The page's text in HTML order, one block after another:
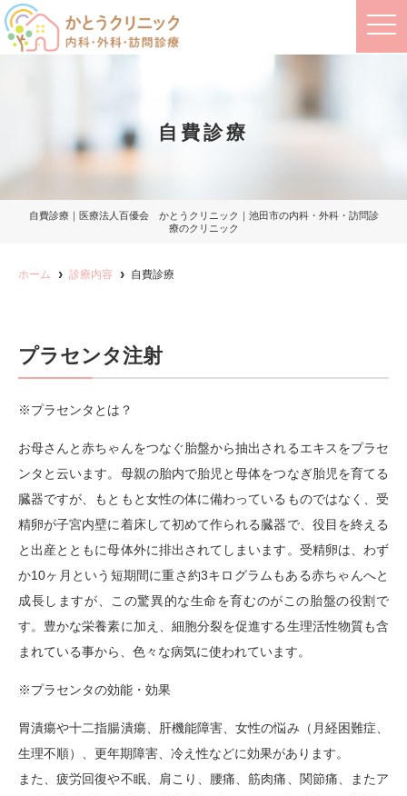
t
o
i
自費診療
自費診療｜医療法人百優会 かとうクリニック｜池田市の内科・外科・訪問診
療のクリニック
ホーム 診療内容 自費診療
プラセンタ注射
※プラセンタとは？
お母さんと赤ちゃんをつなぐ胎盤から抽出されるエキスをプラセ
ンタと云います。母親の胎内で胎児と母体をつなぎ胎児を育てる
臓器ですが、もともと女性の体に備わっているものではなく、受
精卵が子宮内壁に着床して初めて作られる臓器で、役目を終える
と出産とともに母体外に排出されてしまいます。受精卵は、わず
か10ヶ月という短期間に重さ約3キログラムもある赤ちゃんへと
成長しますが、この驚異的な生命を育むのがこの胎盤の役割で
す。豊かな栄養素に加え、細胞分裂を促進する生理活性物質も含
まれている事から、色々な病気に使われています。
※プラセンタの効能・効果
胃潰瘍や十二指腸潰瘍、肝機能障害、女性の悩み（月経困難症、
生理不順）、更年期障害、冷え性などに効果があります。
また、疲労回復や不眠、肩こり、腰痛、筋肉痛、関節痛、またア